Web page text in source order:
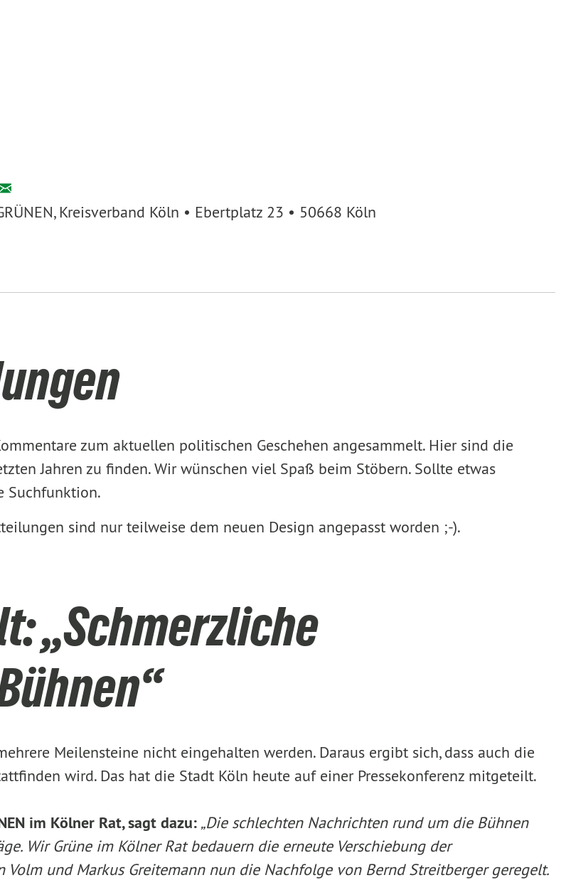
Kreisverband Köln • Ebertplatz 23 • 50668 Köln
zum aktuellen politischen Geschehen angesammelt. Hier sind die
Jahren zu finden. Wir wünschen viel Spaß beim Stöbern. Sollte etwas
Suchfunktion.
sind nur teilweise dem neuen Design angepasst worden ;-).
„Schmerzliche
Meilensteine nicht eingehalten werden. Daraus ergibt sich, dass auch die
wird. Das hat die Stadt Köln heute auf einer Pressekonferenz mitgeteilt.
im Kölner Rat, sagt dazu: „Die schlechten Nachrichten rund um die Bühnen
Wir Grüne im Kölner Rat bedauern die erneute Verschiebung der
Volm und Markus Greitemann nun die Nachfolge von Bernd Streitberger geregelt.